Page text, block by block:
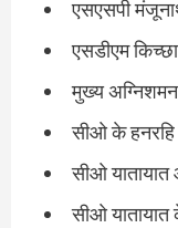
एसएसपी
एसडीएम
मुख्य
सीओ के
सीओ यातायात
सीओ